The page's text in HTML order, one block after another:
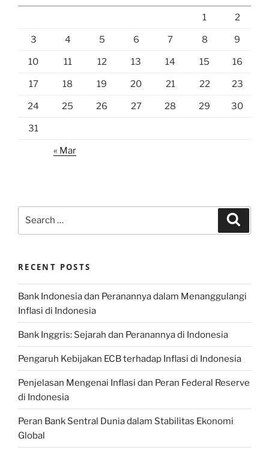
1 2
3 4 5 6 7 8 9
10 11 12 13 14 15 16
17 18 19 20 21 22 23
24 25 26 27 28 29 30
31
« Mar
RECENT POSTS
Bank Indonesia dan Peranannya dalam Menanggulangi
Inflasi di Indonesia
Bank Inggris: Sejarah dan Peranannya di Indonesia
Pengaruh Kebijakan ECB terhadap Inflasi di Indonesia
Penjelasan Mengenai Inflasi dan Peran Federal Reserve
di Indonesia
Peran Bank Sentral Dunia dalam Stabilitas Ekonomi
Global